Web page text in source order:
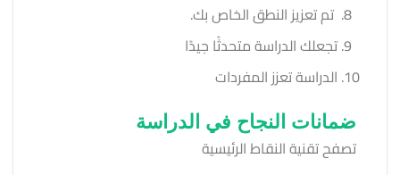
تم تعزيز النطق الخاص بك.
تجعلك الدراسة متحدثًا جيدًا
الدراسة تعزز المفردات
ضمانات النجاح في الدراسة
تصفح تقنية النقاط الرئيسية